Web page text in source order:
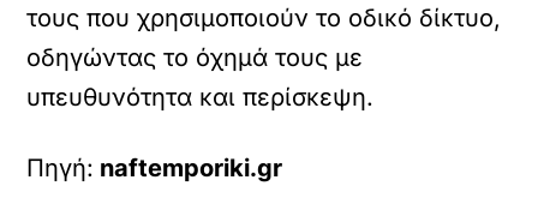
τους που χρησιμοποιούν το οδικό δίκτυο,
οδηγώντας το όχημά τους με
υπευθυνότητα και περίσκεψη.
Πηγή: naftemporiki.gr